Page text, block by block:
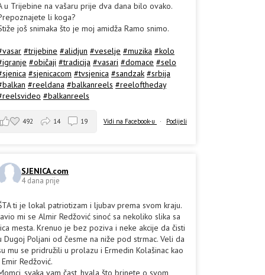
u Trijebine na vašaru prije dva dana bilo ovako.
li koga?
još snimaka što je moj amidža Ramo snimo.
#trijebine #alidjun #veselje #muzika #kolo
#običaji #tradicija #vasari #domace #selo
#sjenicacom #tvsjenica #sandzak #srbija
#reeldana #balkanreels #reeloftheday
#balkanreels
Vidi na Facebook-u · Podijeli
492 14 19
SJENICA.com
4 dana prije
ti je lokal patriotizam i ljubav prema svom kraju.
mi se Almir Redžović sinoć sa nekoliko slika sa
mesta. Krenuo je bez poziva i neke akcije da čisti
Dugoj Poljani od česme na niže pod strmac. Veli da
mu se pridružili u prolazu i Ermedin Kolašinac kao
Redžović.
svaka vam čast, hvala što brinete o svom